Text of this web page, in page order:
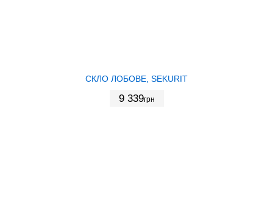
СКЛО ЛОБОВЕ, SEKURIT
9 339грн